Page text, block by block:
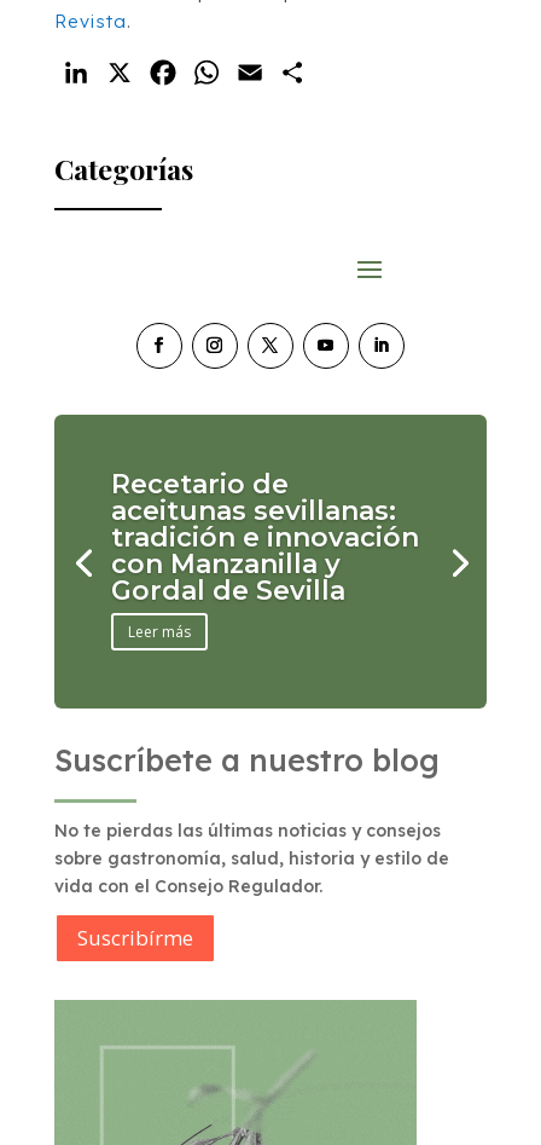
Revista.
LinkedIn FacebookWhatsApp
Email
Categorías
Recetario de
aceitunas sevillanas:
tradición e innovación
con Manzanilla y
Gordal de Sevilla
Leer más
Suscríbete a nuestro blog
No te pierdas las últimas noticias y consejos
sobre gastronomía, salud, historia y estilo de
vida con el Consejo Regulador.
Suscribírme